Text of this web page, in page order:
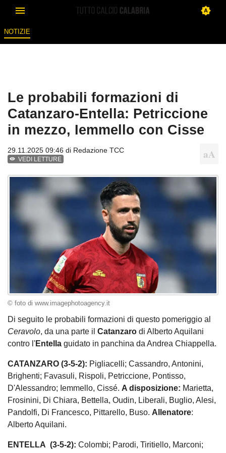
NOTIZIE
Le probabili formazioni di
Catanzaro-Entella: Petriccione
in mezzo, Iemmello con Cisse
29.11.2025 09:46 di Redazione TCC
VEDI LETTURE
© foto di www.imagephotoagency.it
Di seguito le probabili formazioni di questo pomeriggio al
Ceravolo, da una parte il Catanzaro di Alberto Aquilani
contro l'Entella guidato in panchina da Andrea Chiappella.
CATANZARO (3-5-2): Pigliacelli; Cassandro, Antonini,
Brighenti; Favasuli, Rispoli, Petriccione, Pontisso,
D'Alessandro; Iemmello, Cissé. A disposizione: Marietta,
Frosinini, Di Chiara, Bettella, Oudin, Liberali, Buglio, Alesi,
Pandolfi, Di Francesco, Pittarello, Buso. Allenatore:
Alberto Aquilani.
ENTELLA (3-5-2): Colombi; Parodi, Tiritiello, Marconi;